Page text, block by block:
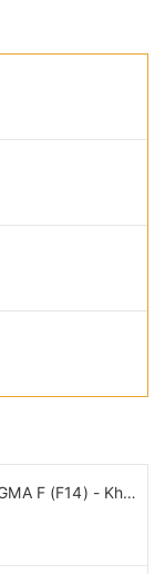
Xe đạp đua PINARELLO DOGMA F (F14) - Khung, vành Full Carbon, Full group Shimano 105 R7120 thắng đĩa dầu. Màu Đen/Đỏ